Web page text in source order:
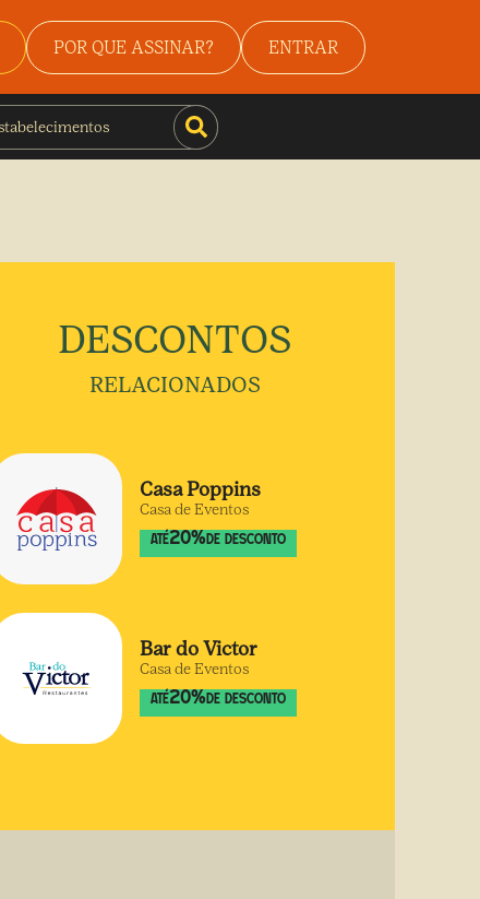
POR QUE ASSINAR? ENTRAR
DESCONTOS
RELACIONADOS
Casa Poppins
Casa de Eventos
ATÉ20%DE DESCONTO
Bar do Victor
Casa de Eventos
ATÉ20%DE DESCONTO